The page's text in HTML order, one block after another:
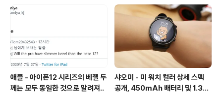
애플 - 아이폰12 시리즈의 베젤 두
께는 모두 동일한 것으로 알려져..
샤오미 - 미 워치 컬러 상세 스펙
공개, 450mAh 배터리 및 1.39